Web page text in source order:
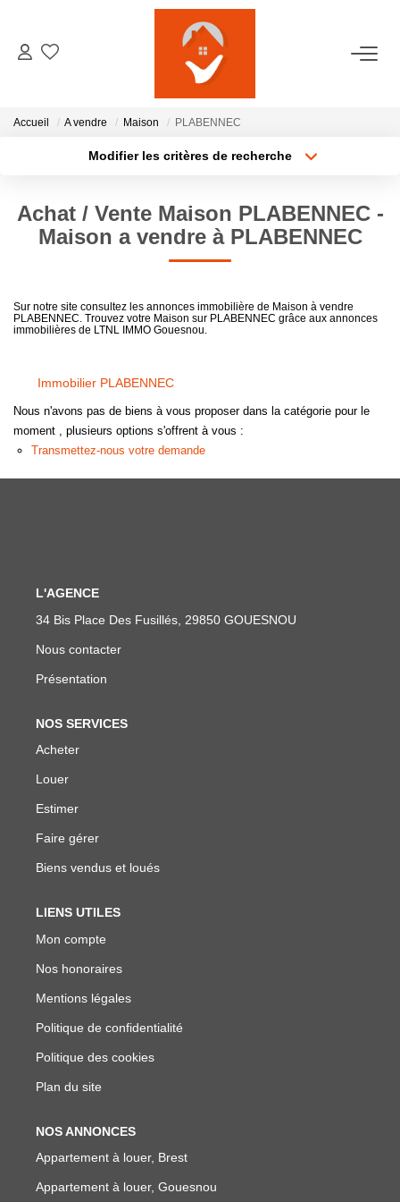
ACCUEIL
GESTION LOCATIVE
CONTACT
Accueil A vendre Maison PLABENNEC
Modifier les critères de recherche
Type de bien
Budget max Plus de critères
Achat / Vente Maison PLABENNEC -
Maison a vendre à PLABENNEC
Sur notre site consultez les annonces immobilière de Maison à vendre
PLABENNEC. Trouvez votre Maison sur PLABENNEC grâce aux annonces
immobilières de LTNL IMMO Gouesnou.
Immobilier PLABENNEC
Nous n'avons pas de biens à vous proposer dans la catégorie pour le
moment , plusieurs options s'offrent à vous :
Transmettez-nous votre demande
L'AGENCE
34 Bis Place Des Fusillés, 29850 GOUESNOU
Nous contacter
Présentation
NOS SERVICES
Acheter
Louer
Estimer
Faire gérer
Biens vendus et loués
LIENS UTILES
Mon compte
Nos honoraires
Mentions légales
Politique de confidentialité
Politique des cookies
Plan du site
NOS ANNONCES
Appartement à louer, Brest
Appartement à louer, Gouesnou